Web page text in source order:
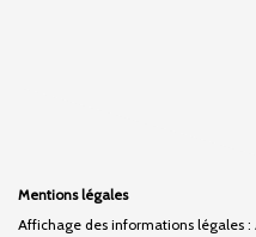
Mentions légales
Affichage des informations légales